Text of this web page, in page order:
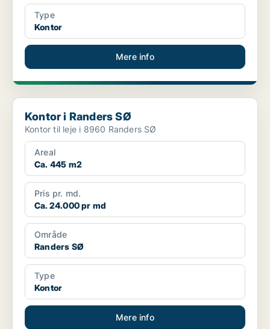
Type
Kontor
Mere info
Kontor i Randers SØ
Kontor i Randers SØ
Kontor til leje i 8960 Randers SØ
Areal
Ca. 445 m2
Pris pr. md.
Ca. 24.000 pr md
Område
Randers SØ
Type
Kontor
Mere info